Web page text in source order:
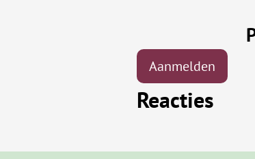
Aanmelden
Reacties